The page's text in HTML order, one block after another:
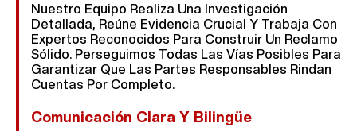
Nuestro Equipo Realiza Una Investigación
Detallada, Reúne Evidencia Crucial Y Trabaja Con
Expertos Reconocidos Para Construir Un Reclamo
Sólido. Perseguimos Todas Las Vías Posibles Para
Garantizar Que Las Partes Responsables Rindan
Cuentas Por Completo.
Comunicación Clara Y Bilingüe